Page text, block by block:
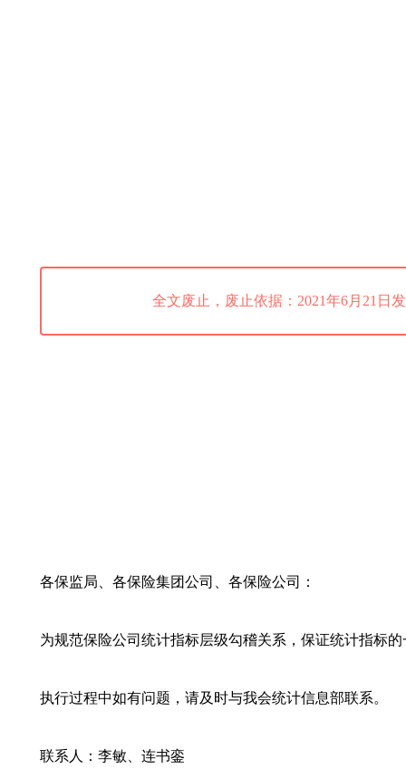
全文废止，废止依据：2021年6月21日
各保监局、各保险集团公司、各保险公司：
为规范保险公司统计指标层级勾稽关系，保证统计指标
执行过程中如有问题，请及时与我会统计信息部联系。
联系人：李敏、连书銮